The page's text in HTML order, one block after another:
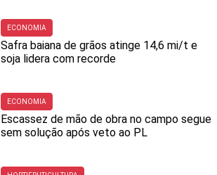
ECONOMIA
Safra baiana de grãos atinge 14,6 mi/t e
soja lidera com recorde
ECONOMIA
Escassez de mão de obra no campo segue
sem solução após veto ao PL